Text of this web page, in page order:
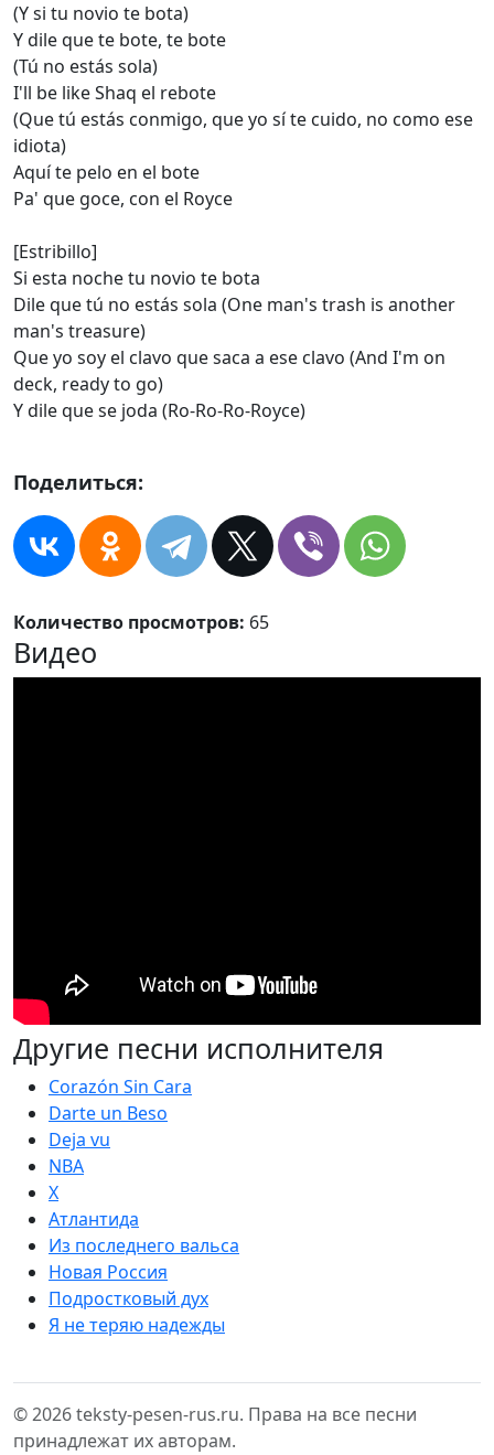
(Y si tu novio te bota)
Y dile que te bote, te bote
(Tú no estás sola)
I'll be like Shaq el rebote
(Que tú estás conmigo, que yo sí te cuido, no como ese
idiota)
Aquí te pelo en el bote
Pa' que goce, con el Royce
[Estribillo]
Si esta noche tu novio te bota
Dile que tú no estás sola (One man's trash is another
man's treasure)
Que yo soy el clavo que saca a ese clavo (And I'm on
deck, ready to go)
Y dile que se joda (Ro-Ro-Ro-Royce)
Поделиться:
Количество просмотров: 65
Видео
Другие песни исполнителя
Corazón Sin Cara
Darte un Beso
Deja vu
NBA
X
Атлантида
Из последнего вальса
Новая Россия
Подростковый дух
Я не теряю надежды
© 2026 teksty-pesen-rus.ru. Права на все песни
принадлежат их авторам.